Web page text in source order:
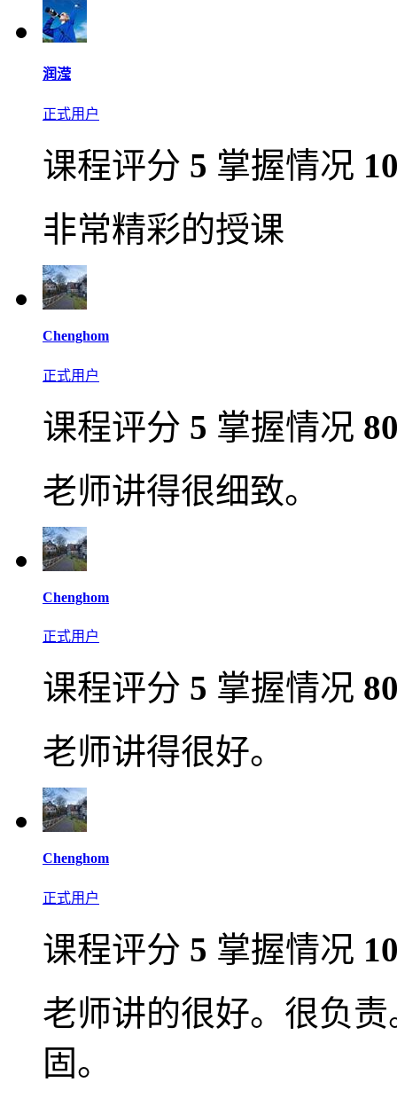
润滢
正式用户
课程评分 5 掌握情况
非常精彩的授课
Chenghom
正式用户
课程评分 5 掌握情况
老师讲得很细致。
Chenghom
正式用户
课程评分 5 掌握情况
老师讲得很好。
Chenghom
正式用户
课程评分 5 掌握情况
老师讲的很好。很负
固。